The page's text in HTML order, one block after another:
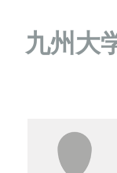
九州大